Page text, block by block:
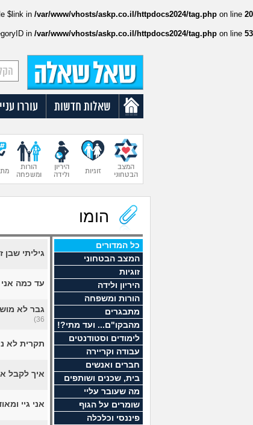
$link in /var/www/vhosts/askp.co.il/httpdocs2024/tag.php on line 20
in /var/www/vhosts/askp.co.il/httpdocs2024/tag.php on line 53
שאלות חדשות עוררו
המצב
הבטחוני
זוגיות
היריון
ולידה
הורות
ומשפחה
הומו
כל המדורים
המצב הבטחוני
זוגיות
היריון ולידה
הורות ומשפחה
מתבגרים
מהבקו"ם... ועד מתי?!
לימודים וסטודנטים
עבודה וקריירה
חברים ואנשים
בית, שכנים ושותפים
מה שעובר עליי
שומרים על הגוף
פיננסי וכלכלה
גיליתי שבן
עד כמה
גבר לא
36)
תקרית לא
איך לקבל
אני גיי